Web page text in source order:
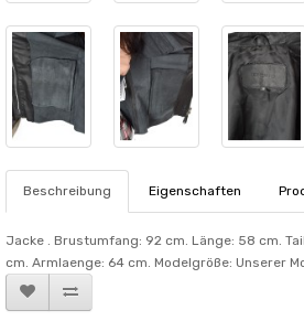
Beschreibung Eigenschaften
Jacke . Brustumfang: 92 cm. Länge: 58 cm.
cm. Armlaenge: 64 cm. Modelgröße: Unserer